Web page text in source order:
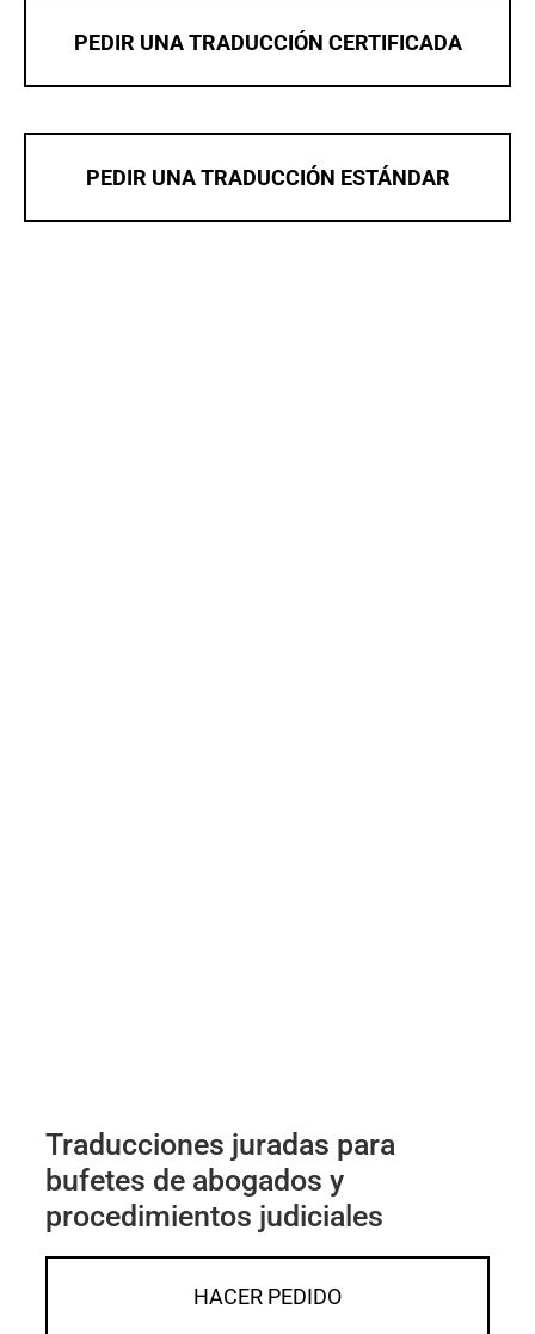
PEDIR UNA TRADUCCIÓN CERTIFICADA
PEDIR UNA TRADUCCIÓN ESTÁNDAR
Traducciones juradas para
bufetes de abogados y
procedimientos judiciales
HACER PEDIDO